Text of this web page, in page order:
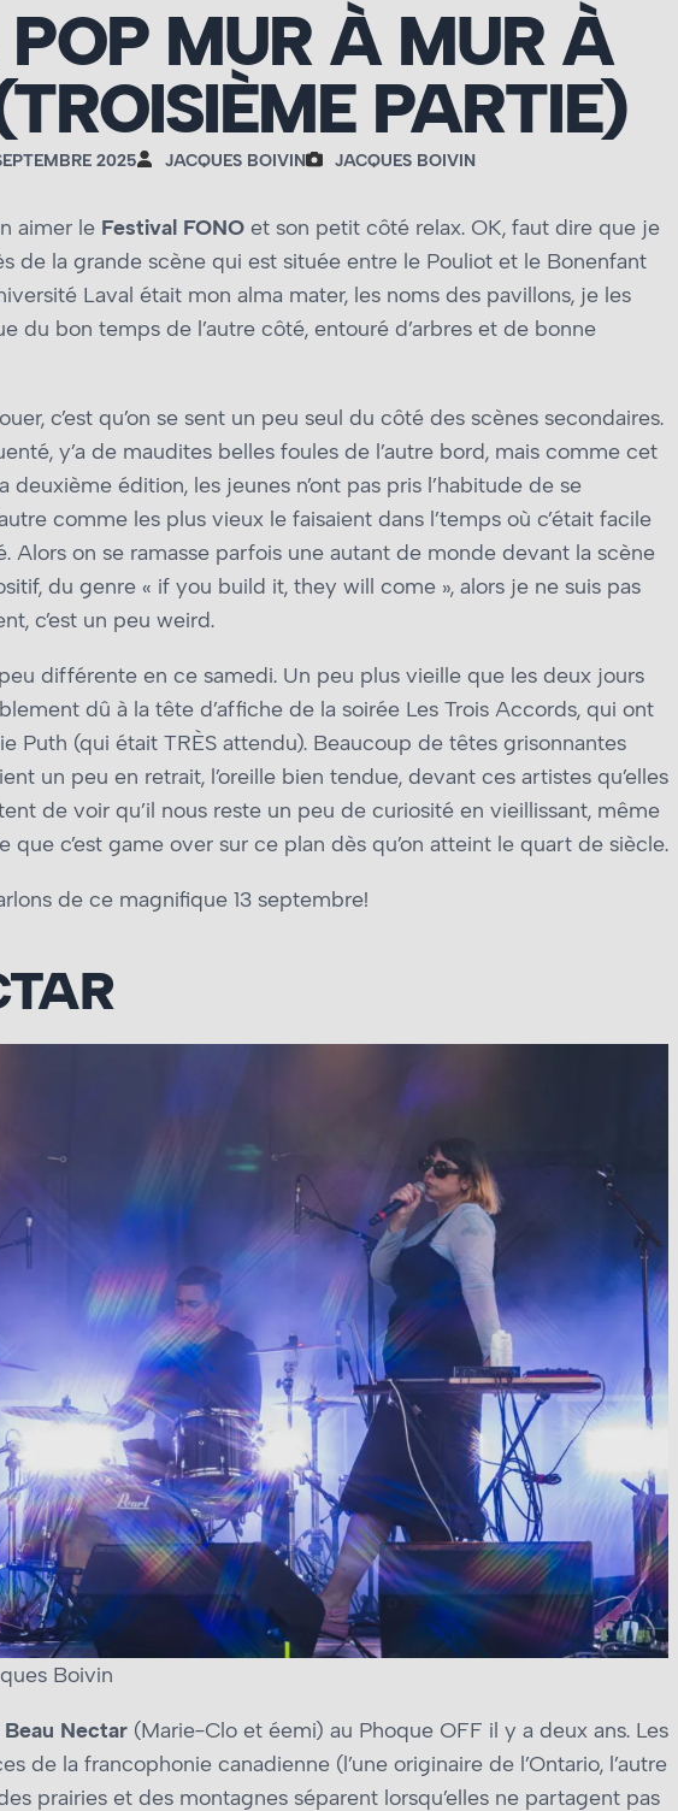
MUR À MUR À
PARTIE)
2025 JACQUES BOIVIN JACQUES BOIVIN
aimer le Festival FONO et son petit côté relax. OK, faut dire que je
de la grande scène qui est située entre le Pouliot et le Bonenfant
Laval était mon alma mater, les noms des pavillons, je les
du bon temps de l’autre côté, entouré d’arbres et de bonne
c’est qu’on se sent un peu seul du côté des scènes secondaires.
y’a de maudites belles foules de l’autre bord, mais comme cet
deuxième édition, les jeunes n’ont pas pris l’habitude de se
comme les plus vieux le faisaient dans l’temps où c’était facile
Alors on se ramasse parfois une autant de monde devant la scène
du genre « if you build it, they will come », alors je ne suis pas
c’est un peu weird.
différente en ce samedi. Un peu plus vieille que les deux jours
dû à la tête d’affiche de la soirée Les Trois Accords, qui ont
Puth (qui était TRÈS attendu). Beaucoup de têtes grisonnantes
un peu en retrait, l’oreille bien tendue, devant ces artistes qu’elles
de voir qu’il nous reste un peu de curiosité en vieillissant, même
que c’est game over sur ce plan dès qu’on atteint le quart de siècle.
de ce magnifique 13 septembre!
Boivin
Beau Nectar (Marie-Clo et éemi) au Phoque OFF il y a deux ans. Les
de la francophonie canadienne (l’une originaire de l’Ontario, l’autre
prairies et des montagnes séparent lorsqu’elles ne partagent pas